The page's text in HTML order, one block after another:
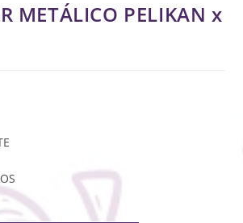
METÁLICO PELIKAN x